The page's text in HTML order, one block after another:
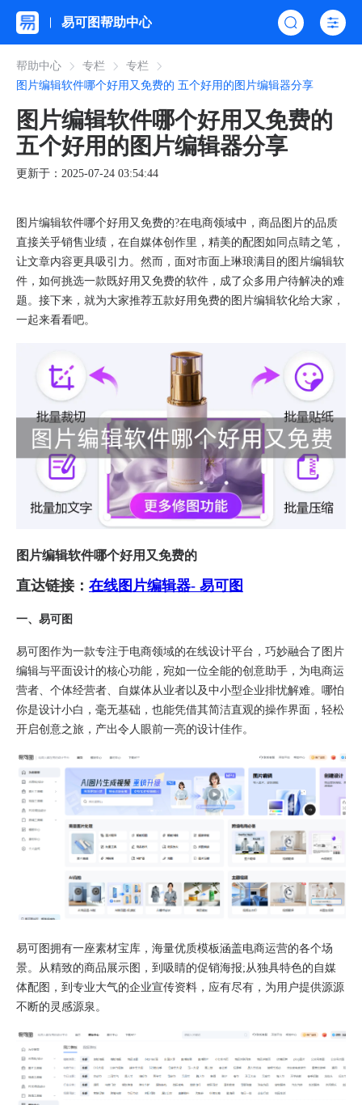
易可图帮助中心
帮助中心 专栏
专栏
图片编辑软件哪个好用又免费的 五个好用的图片编辑器分享
图片编辑软件哪个好用又免费的
五个好用的图片编辑器分享
更新于：2025-07-24 03:54:44
图片编辑软件哪个好用又免费的?在电商领域中，商品图片的品质
直接关乎销售业绩，在自媒体创作里，精美的配图如同点睛之笔，
让文章内容更具吸引力。然而，面对市面上琳琅满目的图片编辑软
件，如何挑选一款既好用又免费的软件，成了众多用户待解决的难
题。接下来，就为大家推荐五款好用免费的图片编辑软化给大家，
一起来看看吧。
图片编辑软件哪个好用又免费的
直达链接： 在线图片编辑器- 易可图
一、易可图​
易可图作为一款专注于电商领域的在线设计平台，巧妙融合了图片
编辑与平面设计的核心功能，宛如一位全能的创意助手，为电商运
营者、个体经营者、自媒体从业者以及中小型企业排忧解难。哪怕
你是设计小白，毫无基础，也能凭借其简洁直观的操作界面，轻松
开启创意之旅，产出令人眼前一亮的设计佳作。​
易可图拥有一座素材宝库，海量优质模板涵盖电商运营的各个场
景。从精致的商品展示图，到吸睛的促销海报;从独具特色的自媒
体配图，到专业大气的企业宣传资料，应有尽有，为用户提供源源
不断的灵感源泉。